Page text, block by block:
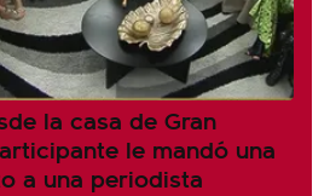
la casa de Gran
le mandó una
a una periodista